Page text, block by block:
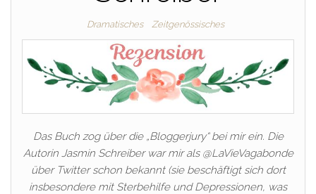
Dramatisches Zeitgenössisches
Das Buch zog über die „Bloggerjury“ bei mir ein. Die
Autorin Jasmin Schreiber war mir als @LaVieVagabonde
über Twitter schon bekannt (sie beschäftigt sich dort
insbesondere mit Sterbehilfe und Depressionen, was